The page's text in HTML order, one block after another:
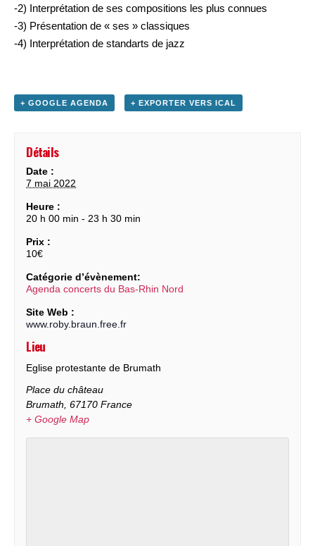
-2) Interprétation de ses compositions les plus connues
-3) Présentation de « ses » classiques
-4) Interprétation de standarts de jazz
+ GOOGLE AGENDA + EXPORTER VERS ICAL
Détails
Date :
7 mai 2022
Heure :
20 h 00 min - 23 h 30 min
Prix :
10€
Catégorie d’évènement:
Agenda concerts du Bas-Rhin Nord
Site Web :
www.roby.braun.free.fr
Lieu
Eglise protestante de Brumath
Place du château
Brumath, 67170 France
+ Google Map